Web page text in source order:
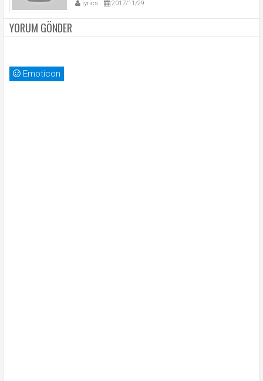
lyrics 2017/11/29
YORUM GÖNDER
Emoticon